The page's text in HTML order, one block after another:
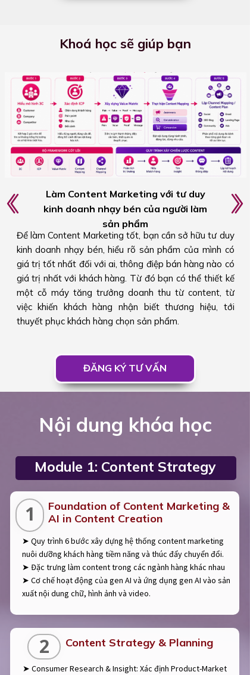
Khoá học sẽ giúp bạn
Bạn sẽ biết cách kết hợp cả Authority Content (xây
dựng uy tín) và Conversion Content (thúc đẩy hành
động) trong cùng một hệ thống Content Marketing.
Thay vì chỉ tập trung vào một loại nội dung, bạn hiểu
cách triển khai đúng content, đúng kênh và đúng giai
đoạn trong hành trình khách hàng để tối ưu hiệu quả
chuyển đổi.
Triển khai hệ thống Content đa kênh theo
hành trình khách hàng
ĐĂNG KÝ TƯ VẤN
Foundation of Content Marketing &
AI in Content Creation
➤ Quy trình 6 bước xây dựng hệ thống content marketing
nuôi dưỡng khách hàng tiềm năng và thúc đẩy chuyển đổi.
➤ Đặc trưng làm content trong các ngành hàng khác nhau
➤ Cơ chế hoạt động của gen AI và ứng dụng gen AI vào sản
xuất nội dung chữ, hình ảnh và video.
1
Content Strategy & Planning
➤ Consumer Research & Insight: Xác định Product-Market
2
Module 1: Content Strategy
Nội dung khóa học